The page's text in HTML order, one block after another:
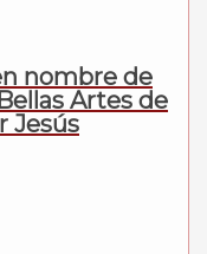
nombre de
Artes de
Jesús